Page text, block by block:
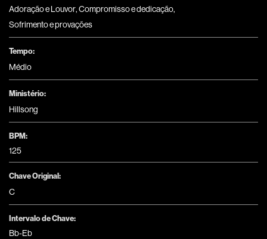
Adoração e Louvor,Compromisso e dedicação,
Sofrimento e provações
Tempo:
Médio
Ministério:
Hillsong
BPM:
125
Chave Original:
C
Intervalo de Chave:
Bb-Eb